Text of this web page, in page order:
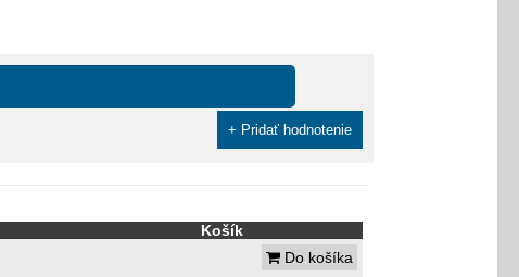
+ Pridať hodnotenie
Košík
Do košíka